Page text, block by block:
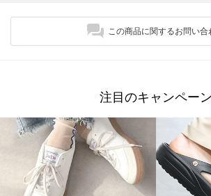
この商品に関するお問い合
注目のキャンペーン